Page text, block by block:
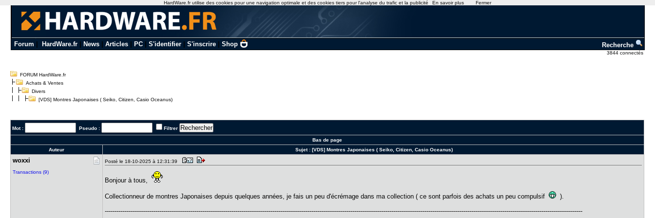
Forum HardWare.fr| News| Articles| PC| S'identifier| S'inscrire| Shop Recherche
3844 connectés
FORUM HardWare.fr
Achats & Ventes
Divers
[VDS] Montres Japonaises ( Seiko, Citizen, Casio Oceanus)
Mot : Pseudo : Filtrer
Bas de page
Auteur
Sujet :[VDS] Montres Japonaises ( Seiko, Citizen, Casio Oceanus)
woxxi
Transactions (9)
Posté le 18-10-2025 à 12:31:39
Bonjour à tous,
Collectionneur de montres Japonaises depuis quelques années, je fais un peu d'écrémage dans ma collection ( ce sont parfois des achats un peu compulsif
).
-----------------------------------------------------------------------------------------------------------------------------------------------------------------------------------------------------------------------------------------------------
HardWare.fr utilise des cookies pour une navigation optimale et des cookies tiers pour l'analyse du trafic et la publicité En savoir plus Fermer